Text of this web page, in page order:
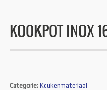
KOOKPOT INOX
Categorie: Keukenmateriaal